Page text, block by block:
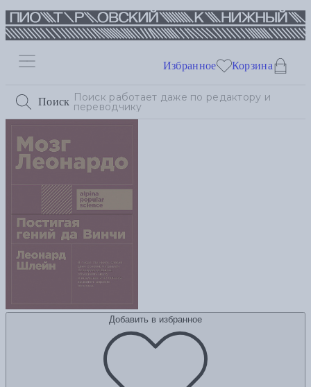
Поиск
Избранное Корзина
Добавить в избранное